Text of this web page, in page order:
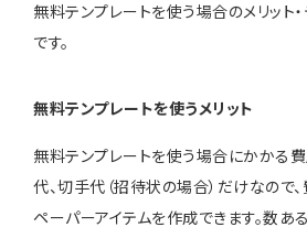
無料テンプレートを使う場合のメリット
です。
無料テンプレートを使うメリット
無料テンプレートを使う場合にかかる
代、切手代（招待状の場合）だけなので
ペーパーアイテムを作成できます。数あ